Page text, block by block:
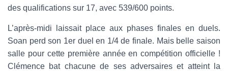
des qualifications sur 17, avec 539/600 points.
L’après-midi laissait place aux phases finales en duels.
Soan perd son 1er duel en 1/4 de finale. Mais belle saison
salle pour cette première année en compétition officielle !
Clémence bat chacune de ses adversaires et atteint la